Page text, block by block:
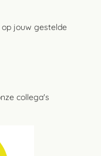
jouw gestelde
collega's